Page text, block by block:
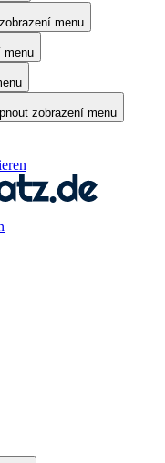
menu
menu
zobrazení menu